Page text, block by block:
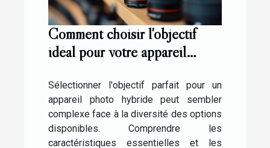
Comment choisir l'objectif
idéal pour votre appareil
Sélectionner l'objectif parfait pour un
appareil photo hybride peut sembler
complexe face à la diversité des options
disponibles. Comprendre les
caractéristiques essentielles et les